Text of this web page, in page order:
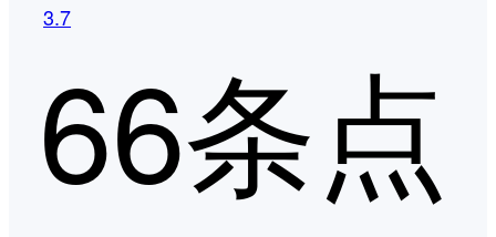
3.7
66条点